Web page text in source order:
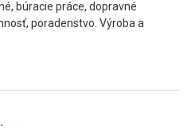
búracie práce, dopravné
poradenstvo. Výroba a